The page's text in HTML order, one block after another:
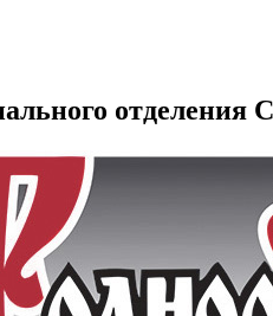
отделения